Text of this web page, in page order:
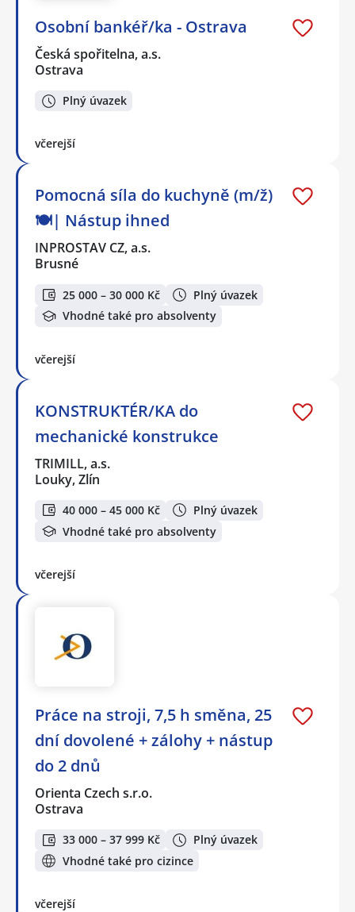
Osobní bankéř/ka - Ostrava
Česká spořitelna, a.s.
Ostrava
Plný úvazek
včerejší
Pomocná síla do kuchyně (m/ž)
🍽️| Nástup ihned
INPROSTAV CZ, a.s.
Brusné
25 000 – 30 000 Kč
Plný úvazek
Vhodné také pro absolventy
včerejší
KONSTRUKTÉR/KA do
mechanické konstrukce
TRIMILL, a.s.
Louky, Zlín
40 000 – 45 000 Kč
Plný úvazek
Vhodné také pro absolventy
včerejší
Práce na stroji, 7,5 h směna, 25
dní dovolené + zálohy + nástup
do 2 dnů
Orienta Czech s.r.o.
Ostrava
33 000 – 37 999 Kč
Plný úvazek
Vhodné také pro cizince
včerejší